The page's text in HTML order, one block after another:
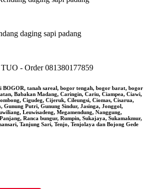
daging sapi padang
BOGOR, tanah sareal, bogor tengah, bogor barat, bogor
Babakan Madang, Caringin, Cariu, Ciampea, Ciawi,
Cigudeg, Cijeruk, Cileungsi, Ciomas, Cisarua,
Gunung Putri, Gunung Sindur, Jasinga, Jonggol,
Leuwisadeng, Megamendung, Nanggung,
Ranca bungur, Rumpin, Sukajaya, Sukamakmur,
Tanjung Sari, Tenjo, Tenjolaya dan Bojong Gede